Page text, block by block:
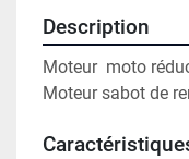
Description
Moteur  moto
Moteur sabot de